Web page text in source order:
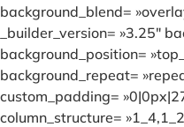
background_blend=
_builder_version= »3.25″
background_position=
background_repeat=
custom_padding=
column_structure=